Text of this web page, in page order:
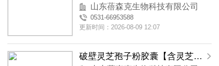
山东蓓森克生物科技有限公司
0531-66953588
更新时间：2026-08-09 12:07
破壁灵芝孢子粉胶囊【含灵芝三萜类物质】